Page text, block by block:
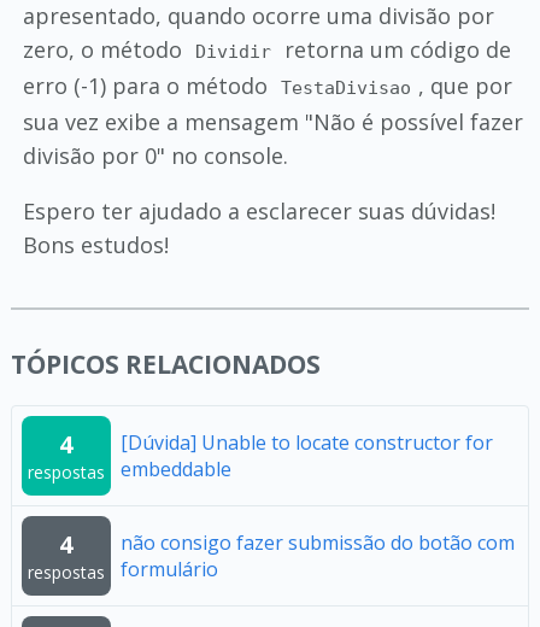
apresentado, quando ocorre uma divisão por
zero, o método
Dividir
retorna um código de
erro (-1) para o método
TestaDivisao , que por
sua vez exibe a mensagem "Não é possível fazer
divisão por 0" no console.
Espero ter ajudado a esclarecer suas dúvidas!
Bons estudos!
TÓPICOS RELACIONADOS
4
respostas
[Dúvida] Unable to locate constructor for
embeddable
4
respostas
não consigo fazer submissão do botão com
formulário